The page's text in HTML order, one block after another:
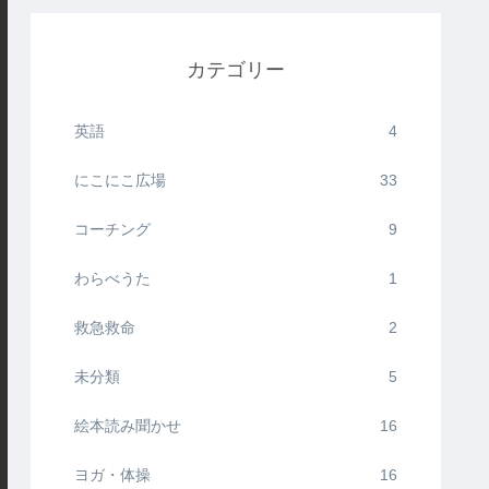
カテゴリー
英語 4
にこにこ広場 33
コーチング 9
わらべうた 1
救急救命 2
未分類 5
絵本読み聞かせ 16
ヨガ・体操 16